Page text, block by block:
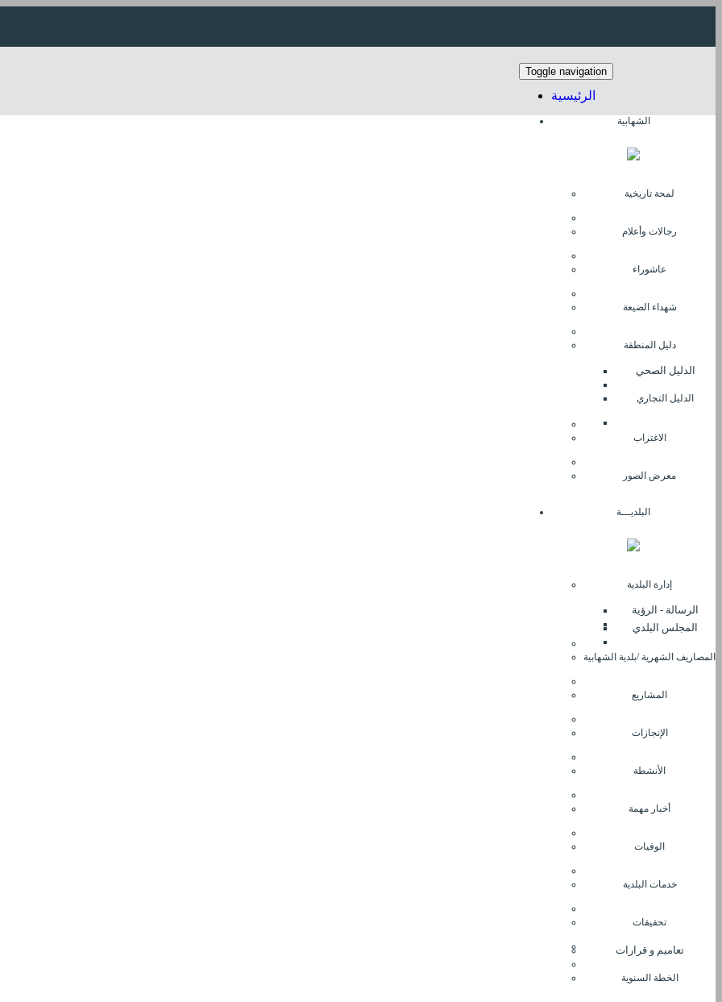
Toggle navigation
الرئيسية
الشهابية
لمحة تاريخية
رجالات وأعلام
عاشوراء
شهداء الضيعة
دليل المنطقة
الدليل الصحي
الدليل التجاري
الاغتراب
معرض الصور
البلديـــة
إدارة البلدية
الرسالة - الرؤية
المجلس البلدي
المصاريف الشهرية /بلدية الشهابية
المشاريع
الإنجازات
الأنشطة
أخبار مهمة
الوفيات
خدمات البلدية
تحقيقات
تعاميم و قرارات
الخطة السنوية